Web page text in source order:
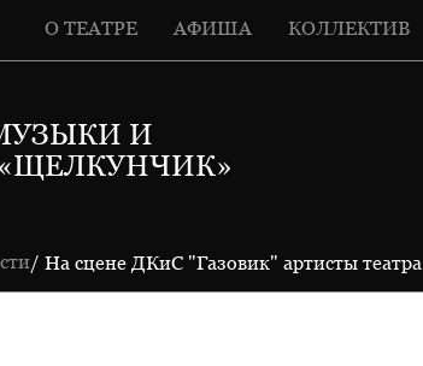
О ТЕАТРЕ АФИША КОЛЛЕКТИВ
И
/ На сцене ДКиС "Газовик" артисты